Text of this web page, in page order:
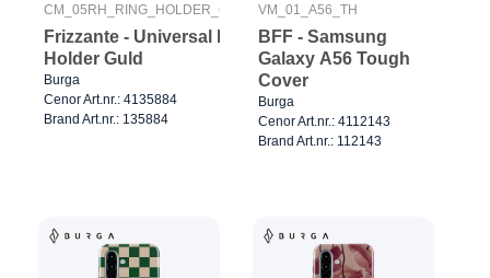
CM_05RH_RING_HOLDER_GOLD
Frizzante - Universal Ring
Holder Guld
Burga
Cenor Art.nr.: 4135884
Brand Art.nr.: 135884
VM_01_A56_TH
BFF - Samsung
Galaxy A56 Tough
Cover
Burga
Cenor Art.nr.: 4112143
Brand Art.nr.: 112143